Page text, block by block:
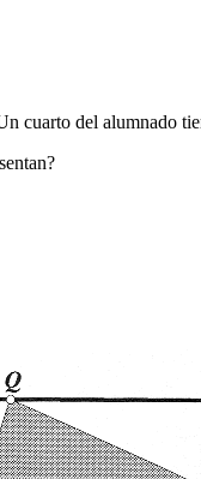
cuarto del alumnado